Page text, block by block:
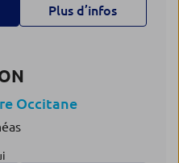
Plus d’infos
Occitane